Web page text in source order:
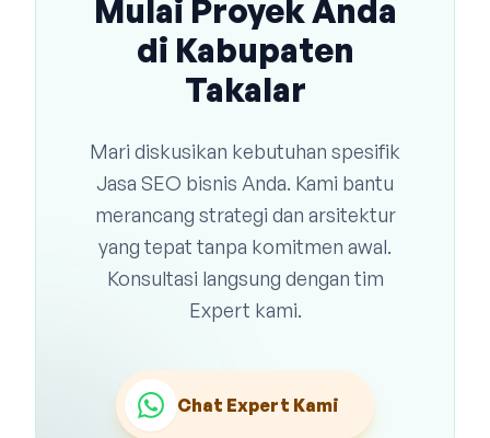
Mulai Proyek Anda
di Kabupaten
Takalar
Mari diskusikan kebutuhan spesifik
Jasa SEO bisnis Anda. Kami bantu
merancang strategi dan arsitektur
yang tepat tanpa komitmen awal.
Konsultasi langsung dengan tim
Expert kami.
Chat Expert Kami